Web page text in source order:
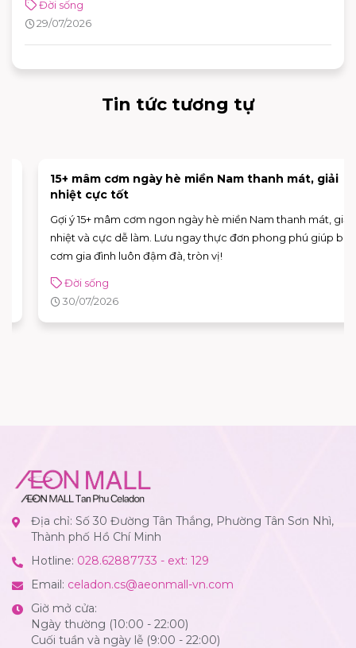
hình và vị trí thuận tiện, khách hàng có thể dễ dàng tìm được
adidas chi nhánh phù hợp để mua sắm và trải nghiệm các
Đời sống
29/07/2026
Tin tức tương tự
15+ mâm cơm ngày hè miền Nam thanh mát, giải
nhiệt cực tốt
Gợi ý 15+ mâm cơm ngon ngày hè miền Nam thanh mát, giải
nhiệt và cực dễ làm. Lưu ngay thực đơn phong phú giúp bữa
cơm gia đình luôn đậm đà, tròn vị!
Đời sống
30/07/2026
Địa chỉ: Số 30 Đường Tân Thắng, Phường Tân Sơn Nhì,
Thành phố Hồ Chí Minh
Hotline: 028.62887733 - ext: 129
Email: celadon.cs@aeonmall-vn.com
Giờ mở cửa:
Ngày thường (10:00 - 22:00)
Cuối tuần và ngày lễ (9:00 - 22:00)